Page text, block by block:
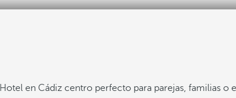
Hotel en Cádiz centro perfecto para parejas, familias o